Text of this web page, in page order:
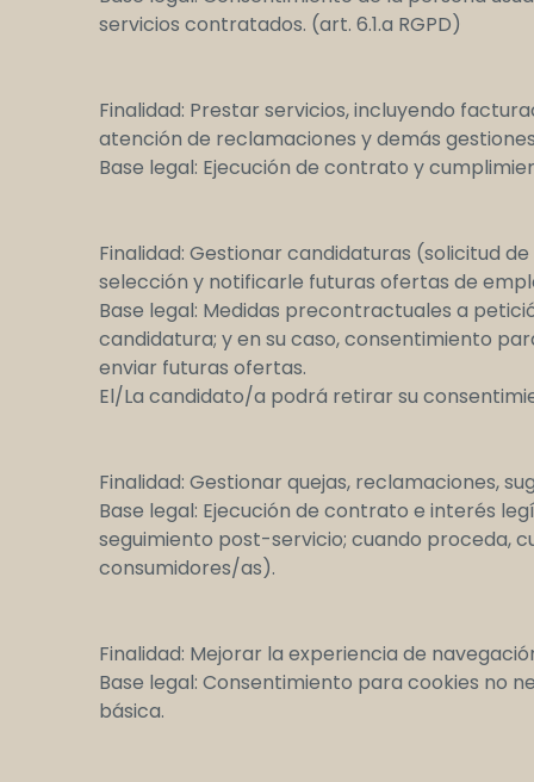
servicios contratados. (art. 6.1.a RGPD)
Finalidad: Prestar servicios, incluyendo
atención de reclamaciones y demás
Base legal: Ejecución de contrato y
Finalidad: Gestionar candidaturas (solicitud
selección y notificarle futuras ofertas de
Base legal: Medidas precontractuales a
candidatura; y en su caso, consentimiento
enviar futuras ofertas.
El/La candidato/a podrá retirar su
Finalidad: Gestionar quejas, reclamaciones,
Base legal: Ejecución de contrato e interés
seguimiento post-servicio; cuando proceda,
consumidores/as).
Finalidad: Mejorar la experiencia de
Base legal: Consentimiento para cookies no
básica.